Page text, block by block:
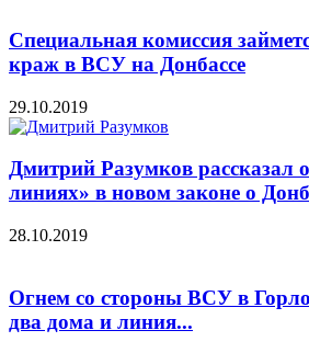
Специальная комиссия
краж в ВСУ на Донбассе
29.10.2019
Дмитрий Разумков рассказал
линиях» в новом законе о
28.10.2019
Огнем со стороны ВСУ в
два дома и линия...